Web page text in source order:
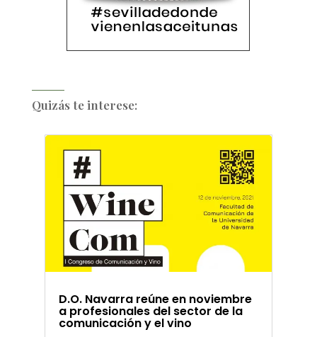
Quizás te interese:
D.O. Navarra reúne en noviembre
a profesionales del sector de la
comunicación y el vino